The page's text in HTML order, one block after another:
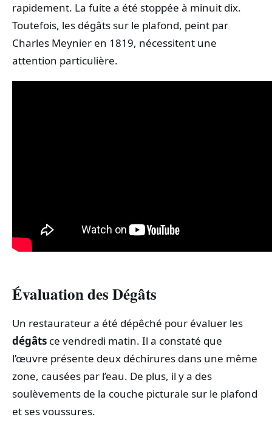
rapidement. La fuite a été stoppée à minuit dix.
Toutefois, les dégâts sur le plafond, peint par
Charles Meynier en 1819, nécessitent une
attention particulière.
Évaluation des Dégâts
Un restaurateur a été dépêché pour évaluer les
dégâts ce vendredi matin. Il a constaté que
l’œuvre présente deux déchirures dans une même
zone, causées par l’eau. De plus, il y a des
soulèvements de la couche picturale sur le plafond
et ses voussures.